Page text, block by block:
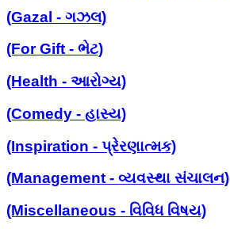
(Gazal - ગઝલ)
(For Gift - ભેટ)
(Health - આરોગ્ય)
(Comedy - હાસ્ય)
(Inspiration - પ્રેરણાત્મક)
(Management - વ્યવસ્થા સંચાલન)
(Miscellaneous - વિવિધ વિષય)